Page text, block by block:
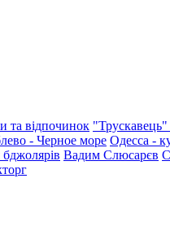
та відпочинок "Трускавець"
- Черное море Одесса -
Вадим Слюсарєв